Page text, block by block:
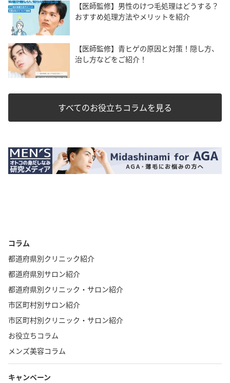
【医師監修】男性のけつ毛処理はどうする？
おすすめ処理方法やメリットを紹介
【医師監修】青ヒゲの原因と対策！隠し方、
治し方などをご紹介！
すべてのお役立ちコラムを見る
コラム
都道府県別クリニック紹介
都道府県別サロン紹介
都道府県別クリニック・サロン紹介
市区町村別サロン紹介
市区町村別クリニック・サロン紹介
お役立ちコラム
メンズ美容コラム
キャンペーン